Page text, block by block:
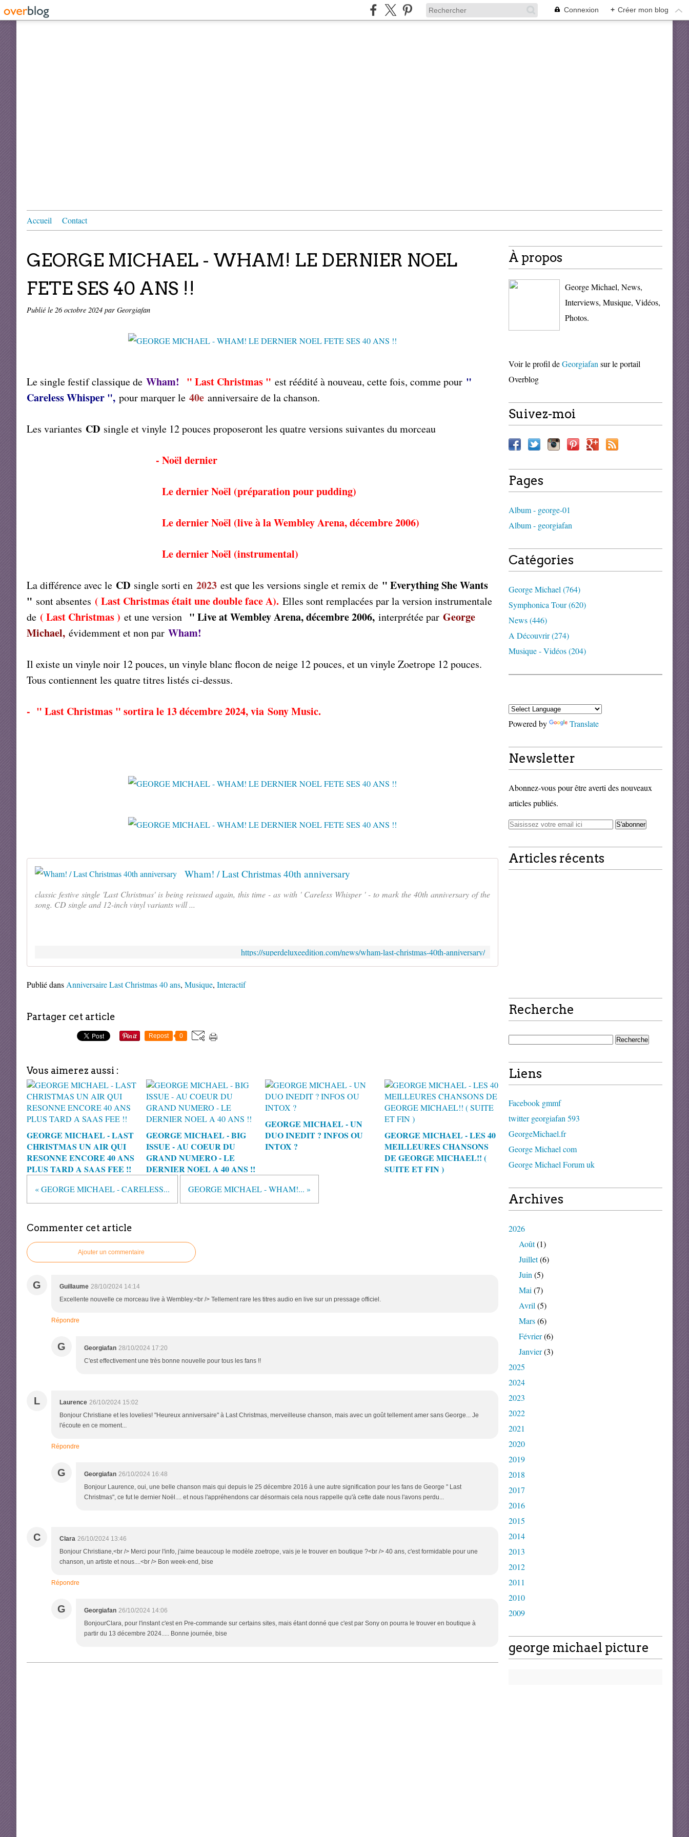
Connexion + Créer mon blog
Accueil Contact
GEORGE MICHAEL - WHAM! LE DERNIER NOEL
FETE SES 40 ANS !!
Publié le 26 octobre 2024 par Georgiafan
Le single festif classique de Wham! " Last Christmas " est réédité à nouveau, cette fois, comme pour "
Careless Whisper ", pour marquer le 40e anniversaire de la chanson.
Les variantes CD single et vinyle 12 pouces proposeront les quatre versions suivantes du morceau
- Noël dernier
Le dernier Noël (préparation pour pudding)
Le dernier Noël (live à la Wembley Arena, décembre 2006)
Le dernier Noël (instrumental)
La différence avec le CD single sorti en 2023 est que les versions single et remix de " Everything She Wants
" sont absentes ( Last Christmas était une double face A). Elles sont remplacées par la version instrumentale
de ( Last Christmas ) et une version " Live at Wembley Arena, décembre 2006, interprétée par George
Michael, évidemment et non par Wham!
Il existe un vinyle noir 12 pouces, un vinyle blanc flocon de neige 12 pouces, et un vinyle Zoetrope 12 pouces.
Tous contiennent les quatre titres listés ci-dessus.
- " Last Christmas " sortira le 13 décembre 2024, via Sony Music.
Wham! / Last Christmas 40th anniversary
classic festive single 'Last Christmas' is being reissued again, this time - as with ' Careless Whisper ' - to mark the 40th anniversary of the
song. CD single and 12-inch vinyl variants will ...
https://superdeluxeedition.com/news/wham-last-christmas-40th-anniversary/
Publié dans Anniversaire Last Christmas 40 ans, Musique, Interactif
Partager cet article
Repost 0
Vous aimerez aussi :
GEORGE MICHAEL - LAST
CHRISTMAS UN AIR QUI
RESONNE ENCORE 40 ANS
PLUS TARD A SAAS FEE !!
GEORGE MICHAEL - BIG
ISSUE - AU COEUR DU
GRAND NUMERO - LE
DERNIER NOEL A 40 ANS !!
GEORGE MICHAEL - UN
DUO INEDIT ? INFOS OU
INTOX ?
GEORGE MICHAEL - LES 40
MEILLEURES CHANSONS
DE GEORGE MICHAEL!! (
SUITE ET FIN )
« GEORGE MICHAEL - CARELESS... GEORGE MICHAEL - WHAM!... »
Commenter cet article
Ajouter un commentaire
G Guillaume 28/10/2024 14:14
Excellente nouvelle ce morceau live à Wembley.<br /> Tellement rare les titres audio en live sur un pressage officiel.
Répondre
G Georgiafan 28/10/2024 17:20
C'est effectivement une très bonne nouvelle pour tous les fans !!
L Laurence 26/10/2024 15:02
Bonjour Christiane et les lovelies! "Heureux anniversaire" à Last Christmas, merveilleuse chanson, mais avec un goût tellement amer sans George... Je
l'écoute en ce moment...
Répondre
G Georgiafan 26/10/2024 16:48
Bonjour Laurence, oui, une belle chanson mais qui depuis le 25 décembre 2016 à une autre signification pour les fans de George " Last
Christmas", ce fut le dernier Noël.... et nous l'appréhendons car désormais cela nous rappelle qu'à cette date nous l'avons perdu...
C Clara 26/10/2024 13:46
Bonjour Christiane,<br /> Merci pour l'info, j'aime beaucoup le modèle zoetrope, vais je le trouver en boutique ?<br /> 40 ans, c'est formidable pour une
chanson, un artiste et nous....<br /> Bon week-end, bise
Répondre
G Georgiafan 26/10/2024 14:06
BonjourClara, pour l'instant c'est en Pre-commande sur certains sites, mais étant donné que c'est par Sony on pourra le trouver en boutique à
partir du 13 décembre 2024..... Bonne journée, bise
À propos
George Michael, News,
Interviews, Musique, Vidéos,
Photos.
Voir le profil deGeorgiafan sur le portail
Overblog
Suivez-moi
Pages
Album - george-01
Album - georgiafan
Catégories
George Michael (764)
Symphonica Tour (620)
News (446)
A Découvrir (274)
Musique - Vidéos (204)
Powered by Translate
Newsletter
Abonnez-vous pour être averti des nouveaux
articles publiés.
Articles récents
Recherche
Liens
Facebook gmmf
twitter georgiafan 593
GeorgeMichael.fr
George Michael com
George Michael Forum uk
Archives
2026
Août(1)
Juillet(6)
Juin (5)
Mai (7)
Avril (5)
Mars(6)
Février(6)
Janvier(3)
2025
2024
2023
2022
2021
2020
2019
2018
2017
2016
2015
2014
2013
2012
2011
2010
2009
george michael picture